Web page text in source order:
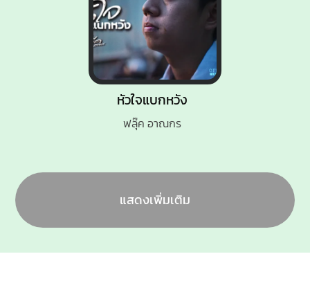
หัวใจแบกหวัง
ฟลุ๊ค อาณกร
แสดงเพิ่มเติม